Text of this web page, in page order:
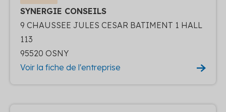
SYNERGIE CONSEILS
9 CHAUSSEE JULES CESAR BATIMENT 1 HALL
113
95520 OSNY
Voir la fiche de l'entreprise